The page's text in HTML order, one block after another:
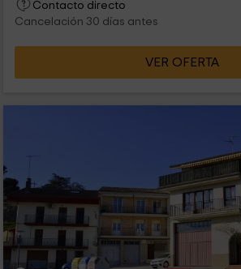
Contacto directo
Cancelación 30 días antes
VER OFERTA